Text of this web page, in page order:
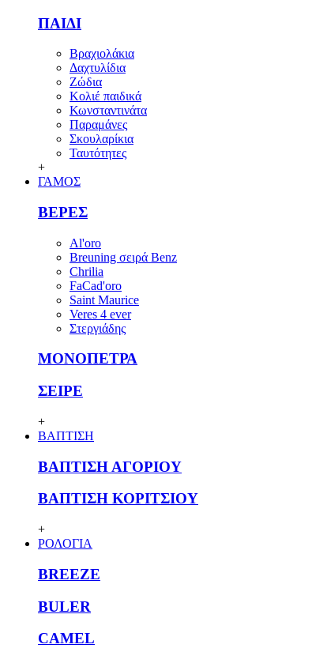
ΠΑΙΔΙ
Βραχιολάκια
Δαχτυλίδια
Ζώδια
Κολιέ παιδικά
Κωνσταντινάτα
Παραμάνες
Σκουλαρίκια
Ταυτότητες
+
ΓΑΜΟΣ
ΒΕΡΕΣ
Al'oro
Breuning σειρά Benz
Chrilia
FaCad'oro
Saint Maurice
Veres 4 ever
Στεργιάδης
ΜΟΝΟΠΕΤΡΑ
ΣΕΙΡΕ
+
ΒΑΠΤΙΣΗ
ΒΑΠΤΙΣΗ ΑΓΟΡΙΟΥ
ΒΑΠΤΙΣΗ ΚΟΡΙΤΣΙΟΥ
+
ΡΟΛΟΓΙΑ
BREEZE
BULER
CAMEL